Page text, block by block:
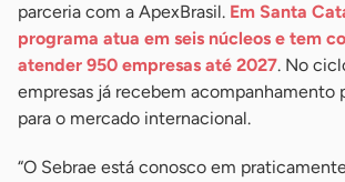
parceria com a ApexBrasil. Em Santa
programa atua em seis núcleos e tem
atender 950 empresas até 2027. No
empresas já recebem acompanhamento
para o mercado internacional.
“O Sebrae está conosco em